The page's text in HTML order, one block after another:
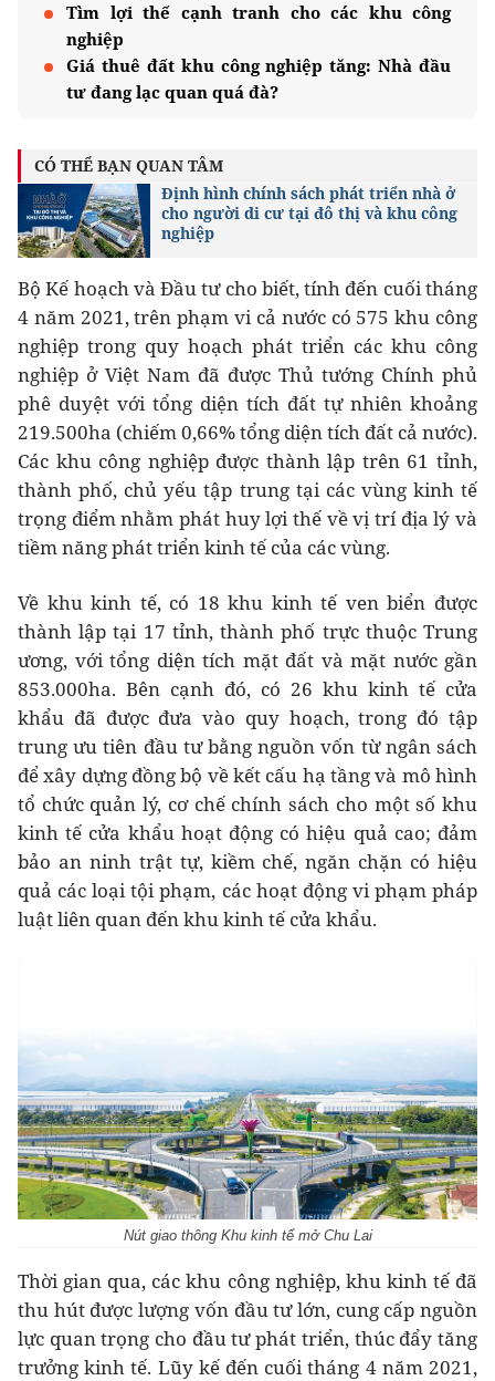
Tìm lợi thế cạnh tranh cho các khu công
nghiệp
Giá thuê đất khu công nghiệp tăng: Nhà đầu
tư đang lạc quan quá đà?
CÓ THỂ BẠN QUAN TÂM
Định hình chính sách phát triển nhà ở
cho người di cư tại đô thị và khu công
nghiệp
Bộ Kế hoạch và Đầu tư cho biết, tính đến cuối tháng
4 năm 2021, trên phạm vi cả nước có 575 khu công
nghiệp trong quy hoạch phát triển các khu công
nghiệp ở Việt Nam đã được Thủ tướng Chính phủ
phê duyệt với tổng diện tích đất tự nhiên khoảng
219.500ha (chiếm 0,66% tổng diện tích đất cả nước).
Các khu công nghiệp được thành lập trên 61 tỉnh,
thành phố, chủ yếu tập trung tại các vùng kinh tế
trọng điểm nhằm phát huy lợi thế về vị trí địa lý và
tiềm năng phát triển kinh tế của các vùng.
Về khu kinh tế, có 18 khu kinh tế ven biển được
thành lập tại 17 tỉnh, thành phố trực thuộc Trung
ương, với tổng diện tích mặt đất và mặt nước gần
853.000ha. Bên cạnh đó, có 26 khu kinh tế cửa
khẩu đã được đưa vào quy hoạch, trong đó tập
trung ưu tiên đầu tư bằng nguồn vốn từ ngân sách
để xây dựng đồng bộ về kết cấu hạ tầng và mô hình
tổ chức quản lý, cơ chế chính sách cho một số khu
kinh tế cửa khẩu hoạt động có hiệu quả cao; đảm
bảo an ninh trật tự, kiềm chế, ngăn chặn có hiệu
quả các loại tội phạm, các hoạt động vi phạm pháp
luật liên quan đến khu kinh tế cửa khẩu.
Nút giao thông Khu kinh tế mở Chu Lai
Thời gian qua, các khu công nghiệp, khu kinh tế đã
thu hút được lượng vốn đầu tư lớn, cung cấp nguồn
lực quan trọng cho đầu tư phát triển, thúc đẩy tăng
trưởng kinh tế. Lũy kế đến cuối tháng 4 năm 2021,